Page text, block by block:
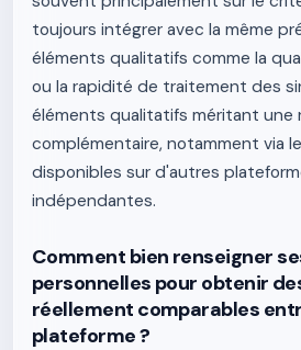
toujours intégrer avec la même
éléments qualitatifs comme la
ou la rapidité de traitement des
éléments qualitatifs méritant une
complémentaire, notamment via
disponibles sur d'autres
indépendantes.
Comment bien renseigner
personnelles pour obtenir
réellement comparables
plateforme ?